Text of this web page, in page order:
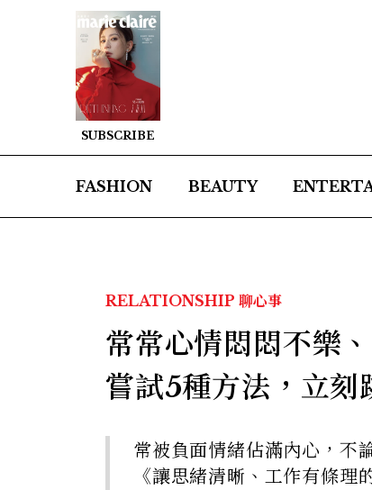
SUBSCRIBE
FASHION BEAUTY
RELATIONSHIP 聊心事
常常心情悶悶不樂
嘗試5種方法，立刻
常被負面情緒佔滿內心，不
《讓思緒清晰、工作有條